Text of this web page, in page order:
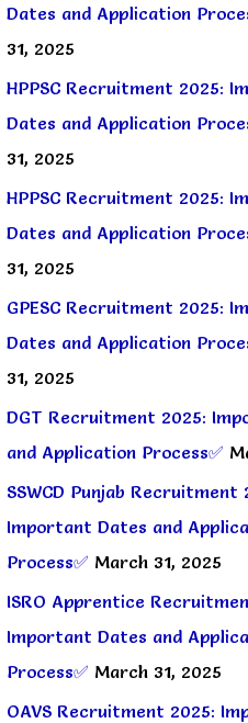
Dates and Application
31, 2025
HPPSC Recruitment 2025:
Dates and Application
31, 2025
HPPSC Recruitment 2025:
Dates and Application
31, 2025
GPESC Recruitment 2025:
Dates and Application
31, 2025
DGT Recruitment 2025:
and Application Process✅
SSWCD Punjab Recruitment
Important Dates and
Process✅ March 31, 2025
ISRO Apprentice
Important Dates and
Process✅ March 31, 2025
OAVS Recruitment 2025: